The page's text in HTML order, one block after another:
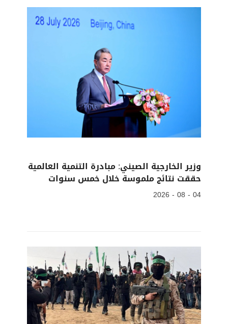
وزير الخارجية الصيني: مبادرة التنمية العالمية
حققت نتائج ملموسة خلال خمس سنوات
04 - 08 - 2026